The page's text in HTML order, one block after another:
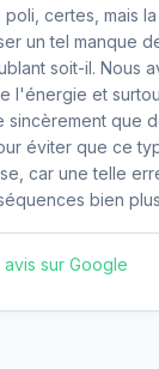
poli, certes, mais
un tel manque
soit-il. Nous
l'énergie et
sincèrement que
éviter que ce
car une telle
bien
sur Google